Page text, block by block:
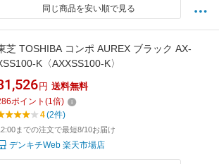
同じ商品を安い順で見る
芝 TOSHIBA コンポ AUREX ブラック AX-
K〈AXXSS100-K〉
円 送料無料
ポイント (1倍)
4(2件)
までの注文で最短8/10お届け
デンキチWeb 楽天市場店